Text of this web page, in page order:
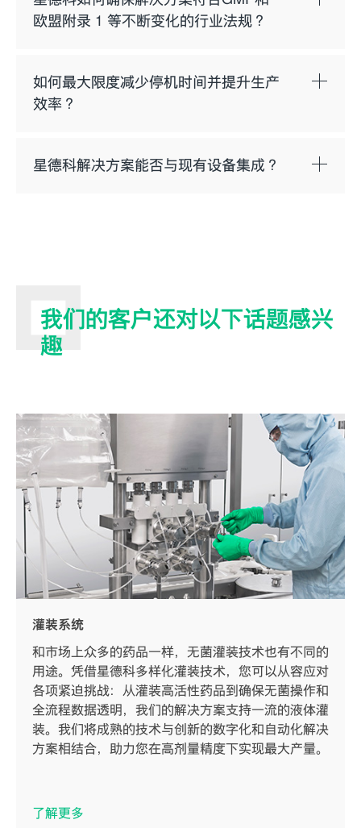
障排除与升级服务，助您减少停机时间并延长
欧盟附录 1 等不断变化的行业法规？
录 1 标准，确保安全无菌生产，保障产品质量
与操作人员安全。系统内置合规功能，包括清
信度。
如何最大限度减少停机时间并提升生产
效率？
少停机时间，包括快速转换、模块化组件和直
星德科解决方案能否与现有设备集成？
我们的客户还对以下话题感兴
趣
灌装系统
和市场上众多的药品一样，无菌灌装技术也有不同的
用途。凭借星德科多样化灌装技术，您可以从容应对
各项紧迫挑战：从灌装高活性药品到确保无菌操作和
全流程数据透明，我们的解决方案支持一流的液体灌
装。我们将成熟的技术与创新的数字化和自动化解决
方案相结合，助力您在高剂量精度下实现最大产量。
了解更多